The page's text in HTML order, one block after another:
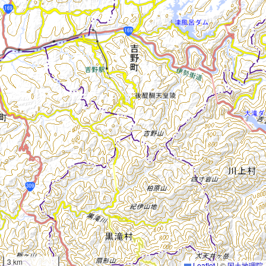
3 km